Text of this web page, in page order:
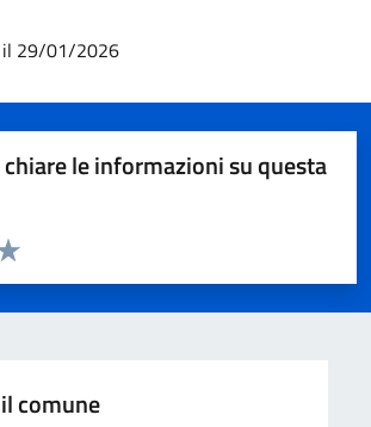
il 29/01/2026
le informazioni su questa
la pagina
5 stelle su 5
4 stelle su 5
su 5
su 5
5
comune